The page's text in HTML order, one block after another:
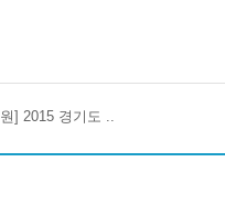
] 2015 경기도 ..